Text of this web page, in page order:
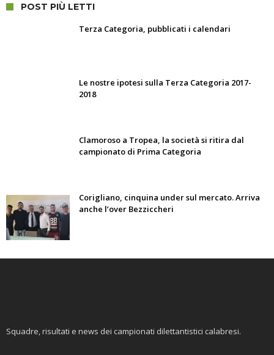
POST PIÙ LETTI
Terza Categoria, pubblicati i calendari
Le nostre ipotesi sulla Terza Categoria 2017-
2018
Clamoroso a Tropea, la società si ritira dal
campionato di Prima Categoria
Corigliano, cinquina under sul mercato. Arriva
anche l’over Bezziccheri
Squadre, risultati e news dei campionati dilettantistici calabresi.